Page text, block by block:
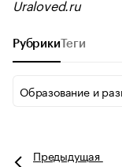
Uraloved.ru
Рубрики Теги
Образование и
Предыдущая